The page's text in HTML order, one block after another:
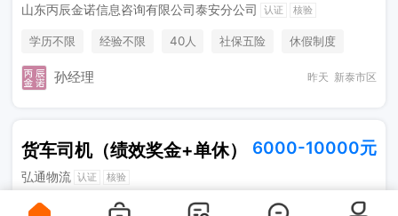
山东丙辰金诺信息咨询有限公司泰安分公司 认证 核验
学历不限 经验不限 40人 社保五险
休假制度
法定节假日
孙经理 昨天 新泰市区
货车司机（绩效奖金+单休） 6000-10000元
弘通物流 认证 核验
学历不限 经验不限 10人 休假制度